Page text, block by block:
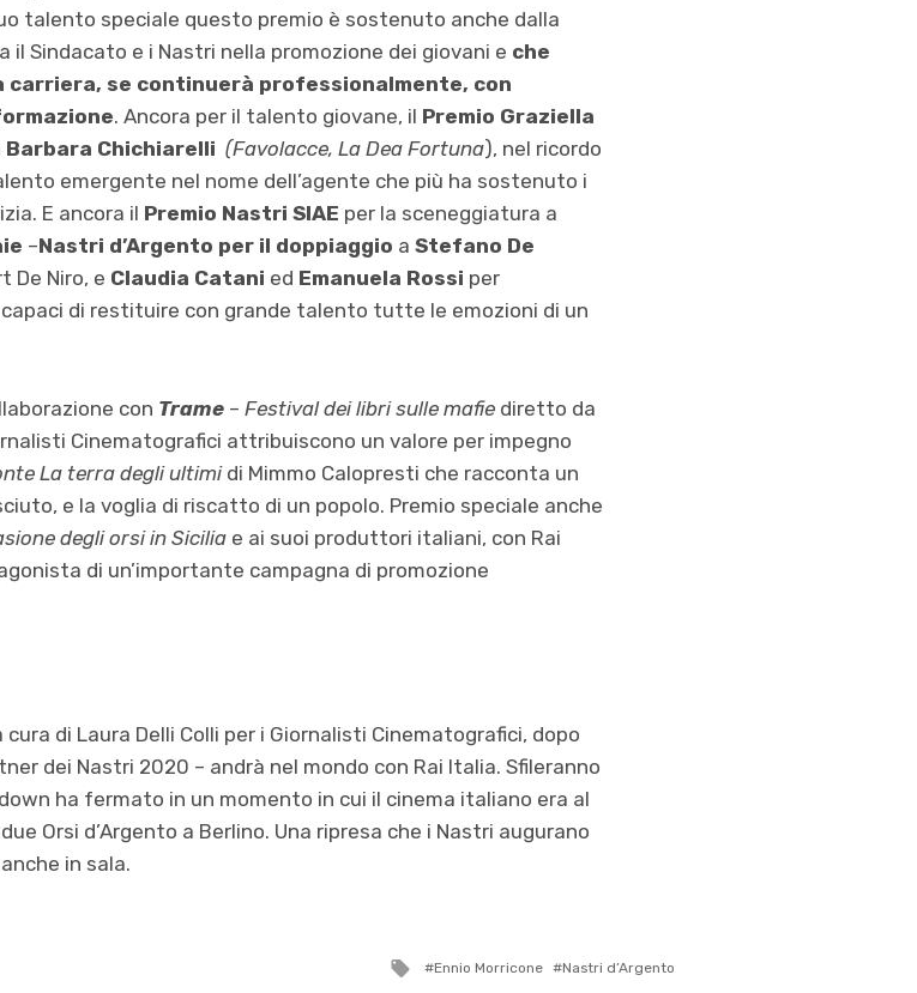
talento speciale questo premio è sostenuto anche dalla
il Sindacato e i Nastri nella promozione dei giovani e che
carriera, se continuerà professionalmente, con
. Ancora per il talento giovane, il Premio Graziella
Barbara Chichiarelli (Favolacce, La Dea Fortuna), nel ricordo
emergente nel nome dell’agente che più ha sostenuto i
E ancora il Premio Nastri SIAE per la sceneggiatura a
–Nastri d’Argento per il doppiaggio a Stefano De
De Niro, e Claudia Catani ed Emanuela Rossi per
di restituire con grande talento tutte le emozioni di un
con Trame – Festival dei libri sulle mafie diretto da
Cinematografici attribuiscono un valore per impegno
La terra degli ultimidi Mimmo Calopresti che racconta un
e la voglia di riscatto di un popolo. Premio speciale anche
degli orsi in Sicilia e ai suoi produttori italiani, con Rai
di un’importante campagna di promozione
di Laura Delli Colli per i Giornalisti Cinematografici, dopo
dei Nastri 2020 – andrà nel mondo con Rai Italia. Sfileranno
ha fermato in un momento in cui il cinema italiano era al
Orsi d’Argento a Berlino. Una ripresa che i Nastri augurano
in sala.
Tagged
Ennio Morricone Nastri d’Argento